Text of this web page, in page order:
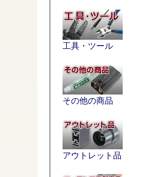
工具・ツール
その他の商品
アウトレット品